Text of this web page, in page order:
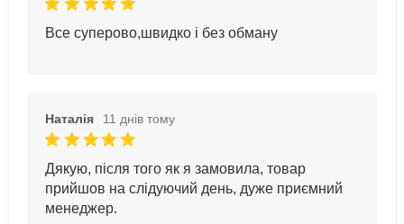
Все суперово,швидко і без обману
Наталія 11 днів тому
Дякую, після того як я замовила, товар
прийшов на слідуючий день, дуже приємний
менеджер.